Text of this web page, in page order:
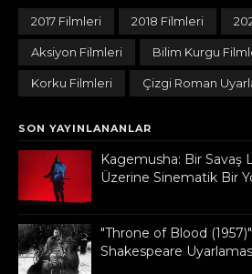
2017 Filmleri 2018 Filmleri
Aksiyon Filmleri Bilim Kurgu
Korku Filmleri Çizgi Roman
SON YAYINLANANLAR
Kagemusha: Bir Savaş
Üzerine Sinematik Bir
"Throne of Blood
Shakespeare